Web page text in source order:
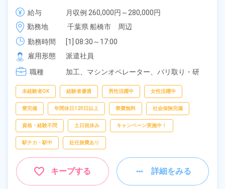
料！土日祝休み×年間休日120日！正社員登用制度あ
り！社会保険完備◎格安食堂利用可★最寄り駅から徒
歩圏内◎《千葉県船橋市》
給与
月収例 260,000円～280,000円
時給 1,350円～1,350円
勤務地
千葉県 船橋市　周辺
勤務時間
[1] 08:30～17:00
[2] 07:30～16:00
[3] 13:00～21:30
[4] 20:00～04:30
雇用形態
派遣社員
職種
加工、 マシンオペレーター、 バリ取り・研
未経験者OK 経験者優遇 男性活躍中 女性活躍中
寮完備 年間休日120日以上 寮費無料 社会保険完備
資格・経験不問 土日祝休み キャンペーン実施中！
駅チカ・駅中 赴任旅費あり
キープする 詳細をみる